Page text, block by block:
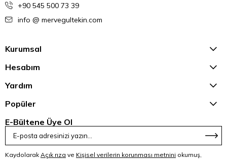
+90 545 500 73 39
info @ mervegultekin.com
Kurumsal
Hesabım
Yardım
Popüler
E-Bültene Üye Ol
Kaydolarak Açık rıza ve Kişisel verilerin korunması metnini okumuş,